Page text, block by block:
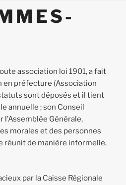
association loi 1901, a fait
en préfecture (Association
sont déposés et il tient
annuelle ; son Conseil
l’Assemblée Générale,
morales et des personnes
réunit de manière informelle,
par la Caisse Régionale